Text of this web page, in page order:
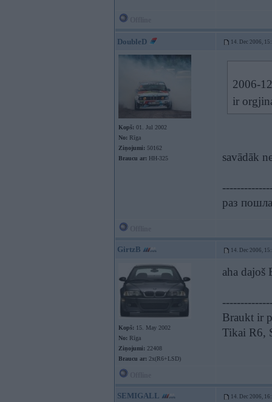
DoubleD 14. Dec 2006,
Kopš: 01. Jul 2002
No: Rīga
Ziņojumi: 50162
Braucu ar: HH-325
2006-
ir
savādāk
раз
GirtzB 14. Dec 2006,
Kopš: 15. May 2002
No: Rīga
Ziņojumi: 22408
Braucu ar: 2x(R6+LSD)
aha dajoš
Braukt ir
Tikai R6,
SEMIGALL 14. Dec 2006,